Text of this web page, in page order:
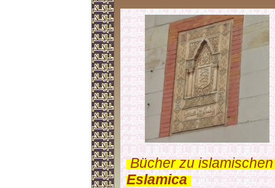
.Bücher zu
Eslamica.